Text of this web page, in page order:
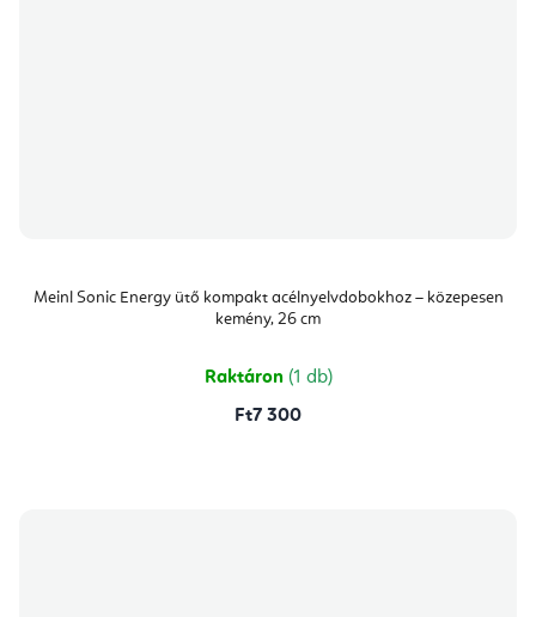
Meinl Sonic Energy ütő kompakt acélnyelvdobokhoz – közepesen
kemény, 26 cm
Raktáron (1 db)
Ft7 300